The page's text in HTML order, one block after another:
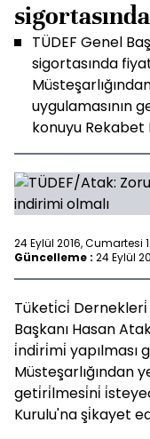
TÜDEF Genel
sigortasında
uygulamasının
konuyu Rekabet
24 Eylül 2016, Cumartesi
Güncelleme : 24 Eylül
Tüketi̇ci̇ Dernekleri̇
Başkanı Hasan
i̇ndi̇ri̇mi̇ yapılması
Müsteşarlığından
geti̇ri̇lmesi̇ni̇
Kurulu'na şi̇kayet